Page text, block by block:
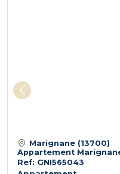
Marignane (13700)
Appartement
Ref: GNI565043